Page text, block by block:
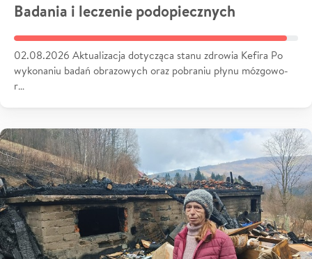
Badania i leczenie podopiecznych
02.08.2026 Aktualizacja dotycząca stanu zdrowia Kefira Po
wykonaniu badań obrazowych oraz pobraniu płynu mózgowo-
r…